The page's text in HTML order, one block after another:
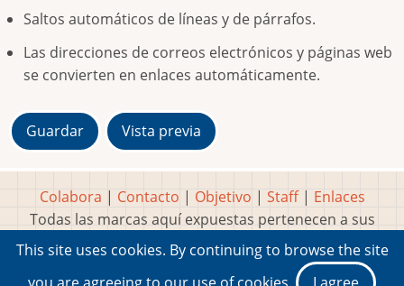
Saltos automáticos de líneas y de párrafos.
Las direcciones de correos electrónicos y páginas web
se convierten en enlaces automáticamente.
Colabora | Contacto | Objetivo | Staff| Enlaces
Todas las marcas aquí expuestas pertenecen a sus
respectivos y legítimos dueños
Idea, página, contenidos y diseños creados porMarty
This site uses cookies. By continuing to browse the site